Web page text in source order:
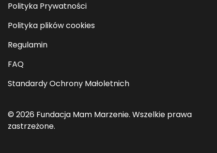
Polityka Prywatności
Polityka plików cookies
Regulamin
FAQ
Standardy Ochrony Małoletnich
© 2026 Fundacja Mam Marzenie. Wszelkie prawa
zastrzeżone.